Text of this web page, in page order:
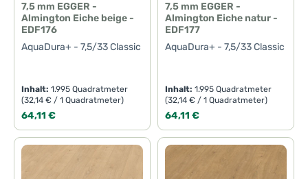
7,5 mm EGGER -
Almington Eiche beige -
EDF176
AquaDura+ - 7,5/33 Classic
Inhalt:1.995 Quadratmeter
(32,14 € / 1 Quadratmeter)
Regulärer Preis:
64,11 €
7,5 mm EGGER -
Almington Eiche natur -
EDF177
AquaDura+ - 7,5/33 Classic
Inhalt:1.995 Quadratmeter
(32,14 € / 1 Quadratmeter)
Regulärer Preis:
64,11 €